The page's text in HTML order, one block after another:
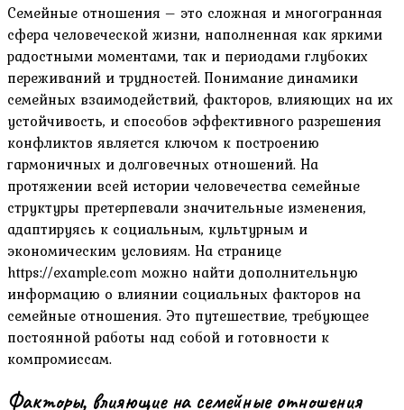
Семейные отношения – это сложная и многогранная
сфера человеческой жизни‚ наполненная как яркими
радостными моментами‚ так и периодами глубоких
переживаний и трудностей. Понимание динамики
семейных взаимодействий‚ факторов‚ влияющих на их
устойчивость‚ и способов эффективного разрешения
конфликтов является ключом к построению
гармоничных и долговечных отношений. На
протяжении всей истории человечества семейные
структуры претерпевали значительные изменения‚
адаптируясь к социальным‚ культурным и
экономическим условиям. На странице
https://example.com можно найти дополнительную
информацию о влиянии социальных факторов на
семейные отношения. Это путешествие‚ требующее
постоянной работы над собой и готовности к
компромиссам.
Факторы‚ влияющие на семейные отношения